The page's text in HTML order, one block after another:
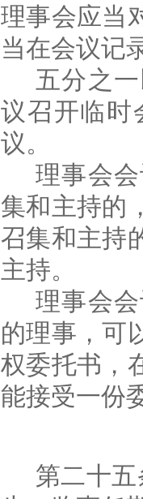
理事会应当
当在会议记
五分之
议召开临时
议。
理事会
集和主持的
召集和主持
主持。
理事会
的理事，可
权委托书，
能接受一份
第二十五